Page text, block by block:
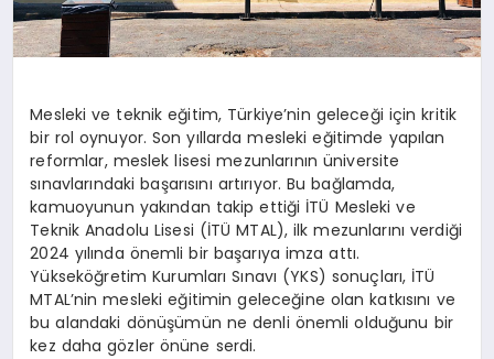
Mesleki ve teknik eğitim, Türkiye’nin geleceği için kritik
bir rol oynuyor. Son yıllarda mesleki eğitimde yapılan
reformlar, meslek lisesi mezunlarının üniversite
sınavlarındaki başarısını artırıyor. Bu bağlamda,
kamuoyunun yakından takip ettiği İTÜ Mesleki ve
Teknik Anadolu Lisesi (İTÜ MTAL), ilk mezunlarını verdiği
2024 yılında önemli bir başarıya imza attı.
Yükseköğretim Kurumları Sınavı (YKS) sonuçları, İTÜ
MTAL’nin mesleki eğitimin geleceğine olan katkısını ve
bu alandaki dönüşümün ne denli önemli olduğunu bir
kez daha gözler önüne serdi.